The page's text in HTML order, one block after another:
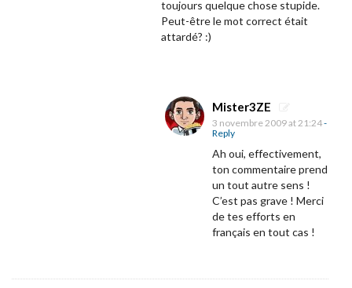
toujours quelque chose stupide.
Peut-être le mot correct était
attardé? :)
Mister3ZE
3 novembre 2009 at 21:24-
Reply
Ah oui, effectivement,
ton commentaire prend
un tout autre sens !
C’est pas grave ! Merci
de tes efforts en
français en tout cas !